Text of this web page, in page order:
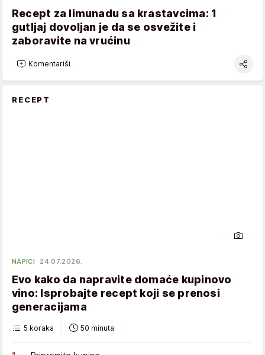
Recept za limunadu sa krastavcima: 1
gutljaj dovoljan je da se osvežite i
zaboravite na vrućinu
Komentariši
RECEPT
NAPICI 24.07.2026.
Evo kako da napravite domaće kupinovo
vino: Isprobajte recept koji se prenosi
generacijama
5 koraka 50 minuta